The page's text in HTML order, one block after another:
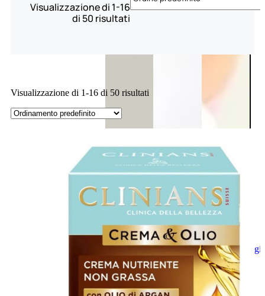
Aggiungi
al
carrello
Visualizzazione di 1-16
di 50 risultati
Visualizzazione di 1-16 di 50 risultati